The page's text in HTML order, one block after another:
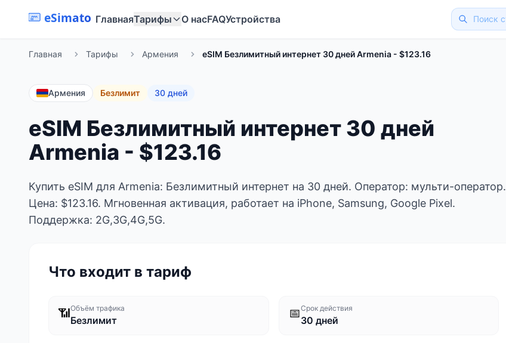
eSimato ГлавнаяТарифы О насFAQУстройства
Главная Тарифы Армения eSIM Безлимитный интернет 30 дней Armenia - $123.16
Армения Безлимит 30 дней
eSIM Безлимитный интернет 30 дней
Armenia - $123.16
Купить eSIM для Armenia: Безлимитный интернет на 30 дней. Оператор: мульти-оператор.
Цена: $123.16. Мгновенная активация, работает на iPhone, Samsung, Google Pixel.
Поддержка: 2G,3G,4G,5G.
Что входит в тариф
📶Объём трафика
Безлимит 📅Срок действия
30 дней